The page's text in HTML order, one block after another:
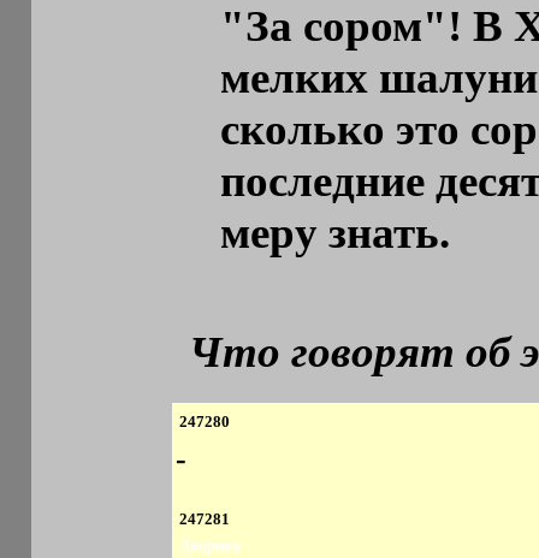
"За сором"! В
мелких
сколько это
последние
меру знать.
Что говорят об
247280
-
247281
Дворцов